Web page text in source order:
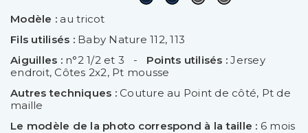
Modèle : au tricot
Fils utilisés :Baby Nature 112, 113
Aiguilles :n°2 1/2 et 3 - Points utilisés : Jersey
endroit, Côtes 2x2, Pt mousse
Autres techniques :Couture au Point de côté, Pt de
maille
Le modèle de la photo correspond à la taille : 6 mois